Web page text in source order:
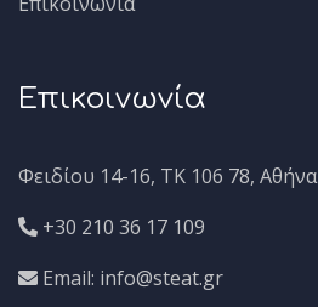
Επικοινωνία
Φειδίου 14-16, ΤΚ 106 78, Αθήνα
+30 210 36 17 109
Email: info@steat.gr